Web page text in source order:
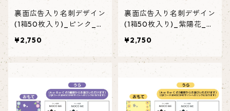
裏面広告入り名刺デザイン
(1箱50枚入り)_ピンク_P
¥2,750
裏面広告入り名刺デザイン
(1箱50枚入り)_紫陽花_H
¥2,750